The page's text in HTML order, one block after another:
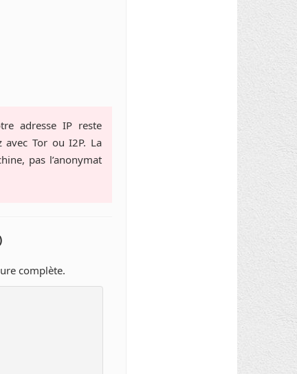
adresse IP reste
avec Tor ou I2P. La
pas l’anonymat
complète.